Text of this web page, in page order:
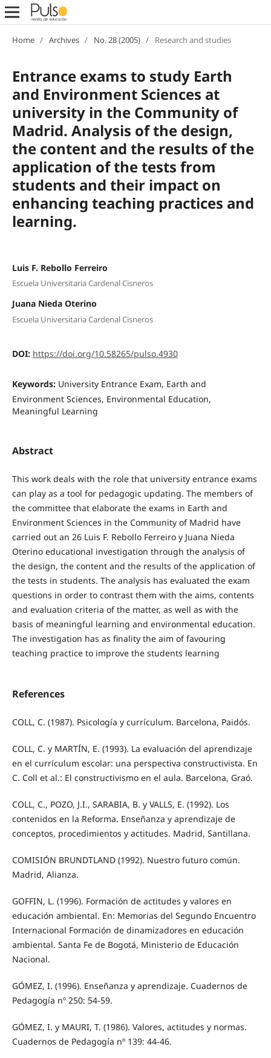
Home / Archives / No. 28 (2005) / Research and studies
Entrance exams to study Earth
and Environment Sciences at
university in the Community of
Madrid. Analysis of the design,
the content and the results of the
application of the tests from
students and their impact on
enhancing teaching practices and
learning.
Luis F. Rebollo Ferreiro
Escuela Universitaria Cardenal Cisneros
Juana Nieda Oterino
Escuela Universitaria Cardenal Cisneros
DOI: https://doi.org/10.58265/pulso.4930
Keywords: University Entrance Exam, Earth and
Environment Sciences, Environmental Education,
Meaningful Learning
Abstract
This work deals with the role that university entrance exams
can play as a tool for pedagogic updating. The members of
the committee that elaborate the exams in Earth and
Environment Sciences in the Community of Madrid have
carried out an 26 Luis F. Rebollo Ferreiro y Juana Nieda
Oterino educational investigation through the analysis of
the design, the content and the results of the application of
the tests in students. The analysis has evaluated the exam
questions in order to contrast them with the aims, contents
and evaluation criteria of the matter, as well as with the
basis of meaningful learning and environmental education.
The investigation has as finality the aim of favouring
teaching practice to improve the students learning
References
COLL, C. (1987). Psicología y currículum. Barcelona, Paidós.
COLL, C. y MARTÍN, E. (1993). La evaluación del aprendizaje
en el currículum escolar: una perspectiva constructivista. En
C. Coll et al.: El constructivismo en el aula. Barcelona, Graó.
COLL, C., POZO, J.I., SARABIA, B. y VALLS, E. (1992). Los
contenidos en la Reforma. Enseñanza y aprendizaje de
conceptos, procedimientos y actitudes. Madrid, Santillana.
COMISIÓN BRUNDTLAND (1992). Nuestro futuro común.
Madrid, Alianza.
GOFFIN, L. (1996). Formación de actitudes y valores en
educación ambiental. En: Memorias del Segundo Encuentro
Internacional Formación de dinamizadores en educación
ambiental. Santa Fe de Bogotá, Ministerio de Educación
Nacional.
GÓMEZ, I. (1996). Enseñanza y aprendizaje. Cuadernos de
Pedagogía nº 250: 54-59.
GÓMEZ, I. y MAURI, T. (1986). Valores, actitudes y normas.
Cuadernos de Pedagogía nº 139: 44-46.